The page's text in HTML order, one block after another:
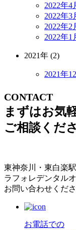
2022年4
2022年3
2022年2
2022年1
2021年 (2)
2021年
CONTACT
まずはお気
ご相談くだ
東神奈川・東白楽
ラフォレデンタル
お問い合わせくださ
お電話での